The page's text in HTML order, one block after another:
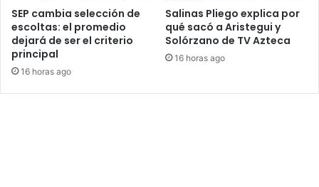
SEP cambia selección de
escoltas: el promedio
dejará de ser el criterio
principal
16 horas ago
Salinas Pliego explica por
qué sacó a Aristegui y
Solórzano de TV Azteca
16 horas ago